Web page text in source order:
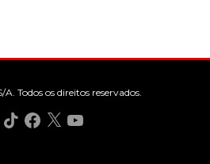
Todos os direitos reservados.
TikTokFacebook
X YouTube